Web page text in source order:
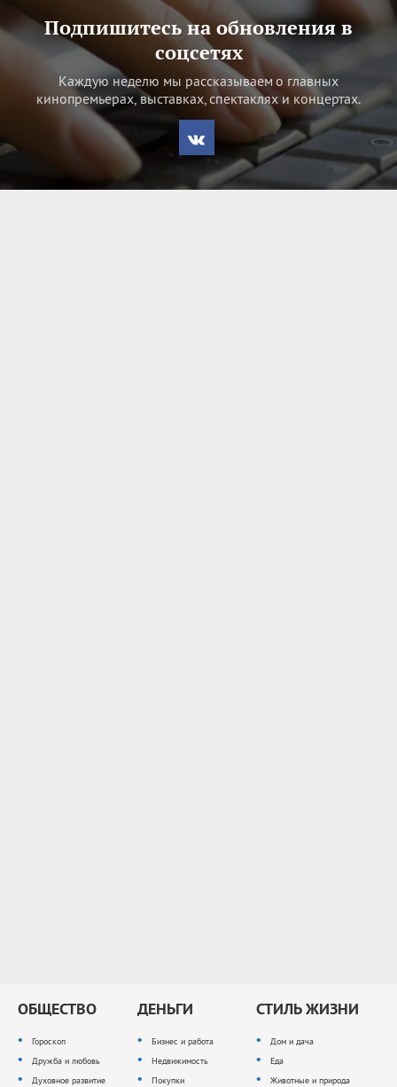
Подпишитесь на обновления в
соцсетях
Каждую неделю мы рассказываем о главных
кинопремьерах, выставках, спектаклях и концертах.
ОБЩЕСТВО
Гороскоп
Дружба и любовь
Духовное развитие
ДЕНЬГИ
Бизнес и работа
Недвижимость
Покупки
СТИЛЬ ЖИЗНИ
Дом и дача
Еда
Животные и природа